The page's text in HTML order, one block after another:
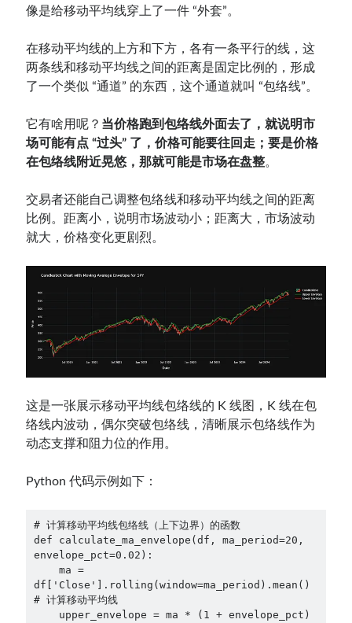
像是给移动平均线穿上了一件 “外套”。
在移动平均线的上方和下方，各有一条平行的线，这
两条线和移动平均线之间的距离是固定比例的，形成
了一个类似 “通道” 的东西，这个通道就叫 “包络线”。
它有啥用呢？ 当价格跑到包络线外面去了，就说明市
场可能有点 “过头” 了，价格可能要往回走；要是价格
在包络线附近晃悠，那就可能是市场在盘整。
交易者还能自己调整包络线和移动平均线之间的距离
比例。距离小，说明市场波动小；距离大，市场波动
就大，价格变化更剧烈。
这是一张展示移动平均线包络线的 K 线图，K 线在包
络线内波动，偶尔突破包络线，清晰展示包络线作为
动态支撑和阻力位的作用。
Python 代码示例如下：
# 计算移动平均线包络线（上下边界）的函数
def calculate_ma_envelope(df, ma_period=20,
envelope_pct=0.02):
df['Close'].rolling(window=ma_period).mean()
# 计算移动平均线